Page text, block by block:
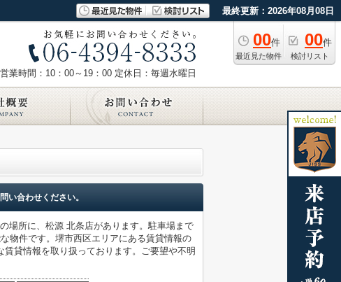
最終更新：2026年08月08日
00件
最近見た物件
00件
検討リスト
営業時間：10：00～19：00 定休日：毎週水曜日
い合わせください。
場所に、松源 北条店があります。駐車場まで
物件です。堺市西区エリアにある賃貸情報の
貸情報を取り扱っております。ご要望や不明